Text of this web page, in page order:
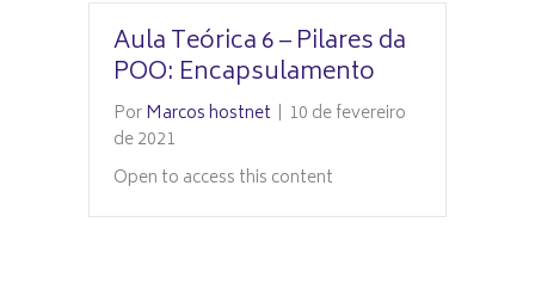
Aula Teórica 6 – Pilares da
POO: Encapsulamento
PorMarcos hostnet | 10 de fevereiro
de 2021
Open to access this content